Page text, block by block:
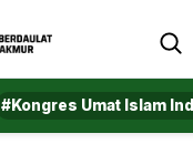
#Kongres Umat Islam